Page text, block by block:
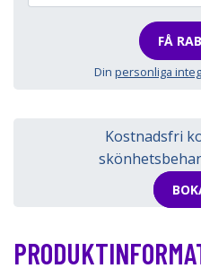
FÅ
Din personliga
Kostnadsfri